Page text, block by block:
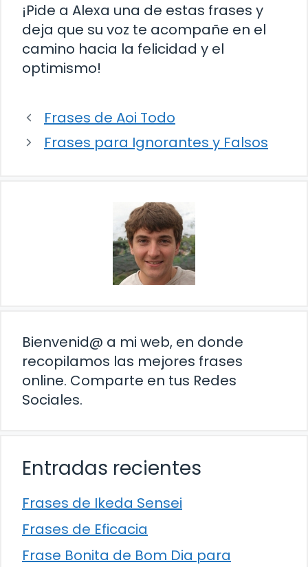
¡Pide a Alexa una de estas frases y
deja que su voz te acompañe en el
camino hacia la felicidad y el
optimismo!
Frases de Aoi Todo
Frases para Ignorantes y Falsos
Bienvenid@ a mi web, en donde
recopilamos las mejores frases
online. Comparte en tus Redes
Sociales.
Entradas recientes
Frases de Ikeda Sensei
Frases de Eficacia
Frase Bonita de Bom Dia para